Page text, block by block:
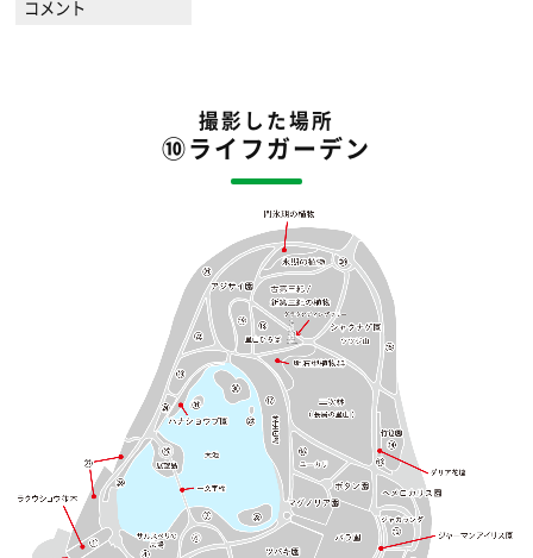
コメント
撮影した場所
⑩ライフガーデン